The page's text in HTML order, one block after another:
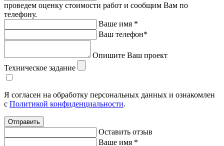
проведем оценку стоимости работ и сообщим Вам по
телефону.
Ваше имя *
Ваш телефон*
Опишите Ваш проект
Техническое задание
Я согласен на обработку персональных данных и ознакомлен
с Политикой конфиденциальности.
Отправить
Оставить отзыв
Ваше имя *